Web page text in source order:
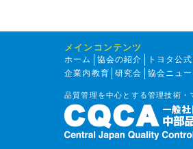
メインコンテンツ
ホーム 協会の紹介 トヨタ公
企業内教育
研究会 協会ニュー
品質管理を中心とする管理技術